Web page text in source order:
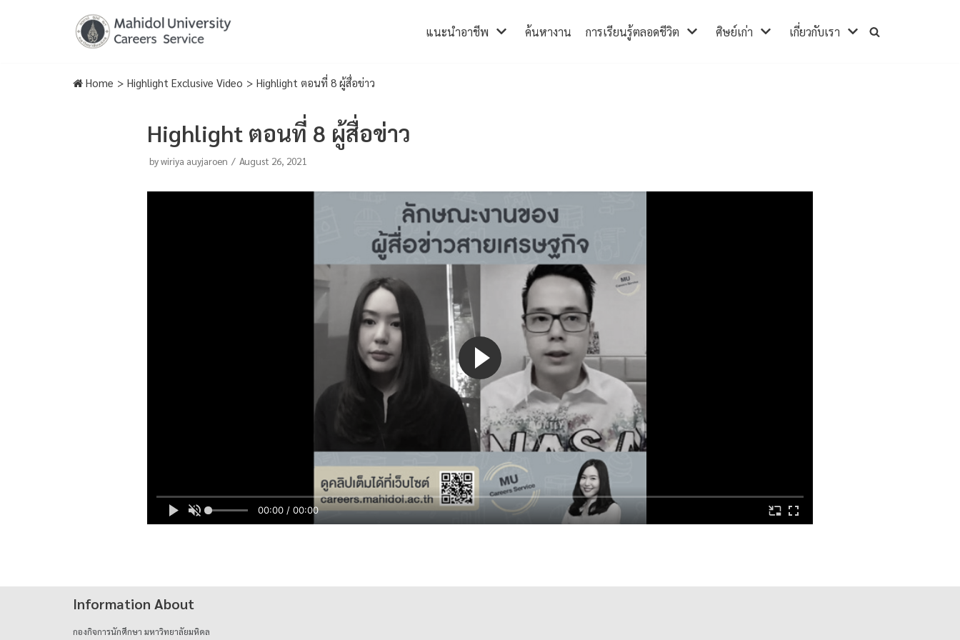
แนะนำอาชีพ ค้นหางาน การเรียนรู้ตลอดชีวิต ศิษย์เก่า เกี่ยวกับเรา
Home > Highlight Exclusive Video > Highlight ตอนที่ 8 ผู้สื่อข่าว
Highlight ตอนที่ 8 ผู้สื่อข่าว
bywiriya auyjaroen August 26, 2021
00:00 / 00:00
Information About
กองกิจการนักศึกษา มหาวิทยาลัยมหิดล